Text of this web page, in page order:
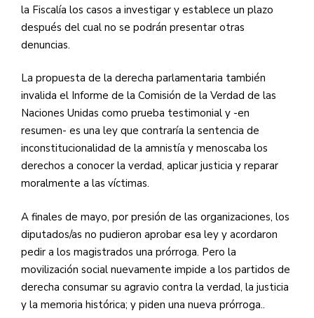
la Fiscalía los casos a investigar y establece un plazo
después del cual no se podrán presentar otras
denuncias.
La propuesta de la derecha parlamentaria también
invalida el Informe de la Comisión de la Verdad de las
Naciones Unidas como prueba testimonial y -en
resumen- es una ley que contraría la sentencia de
inconstitucionalidad de la amnistía y menoscaba los
derechos a conocer la verdad, aplicar justicia y reparar
moralmente a las víctimas.
A finales de mayo, por presión de las organizaciones, los
diputados/as no pudieron aprobar esa ley y acordaron
pedir a los magistrados una prórroga. Pero la
movilización social nuevamente impide a los partidos de
derecha consumar su agravio contra la verdad, la justicia
y la memoria histórica; y piden una nueva prórroga..